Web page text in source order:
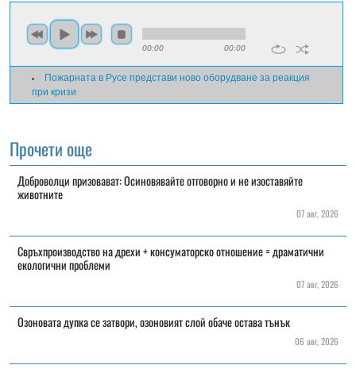
00:00 00:00
Пожарната в Русе представи ново оборудване за реакция
при кризи
Прочети още
Доброволци призовават: Осиновявайте отговорно и не изоставяйте
животните
07 авг, 2026
Свръхпроизводство на дрехи + консуматорско отношение = драматични
екологични проблеми
07 авг, 2026
Озоновата дупка се затвори, озоновият слой обаче остава тънък
06 авг, 2026